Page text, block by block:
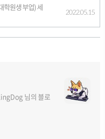
학원생 부업) 세
2022.05.15
님의 블로